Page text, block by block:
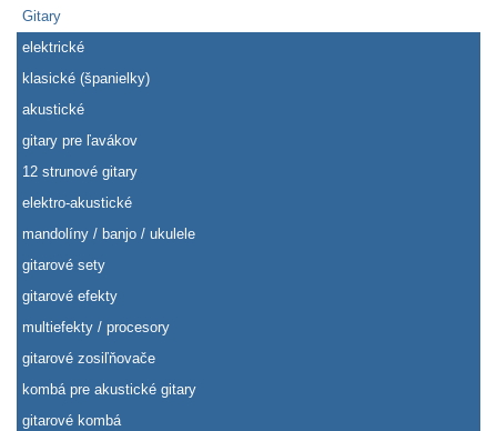
Gitary
elektrické
klasické (španielky)
akustické
gitary pre ľavákov
12 strunové gitary
elektro-akustické
mandolíny / banjo / ukulele
gitarové sety
gitarové efekty
multiefekty / procesory
gitarové zosiľňovače
kombá pre akustické gitary
gitarové kombá